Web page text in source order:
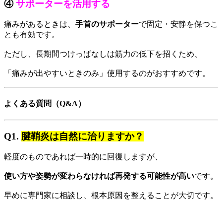
④サポーターを活用する
痛みがあるときは、 手首のサポーターで固定・安静を保つこ
とも有効です。
ただし、長期間つけっぱなしは筋力の低下を招くため、
「痛みが出やすいときのみ」使用するのがおすすめです。
よくある質問（Q&A）
Q1. 腱鞘炎は自然に治りますか？
軽度のものであれば一時的に回復しますが、
使い方や姿勢が変わらなければ再発する可能性が高いです。
早めに専門家に相談し、根本原因を整えることが大切です。